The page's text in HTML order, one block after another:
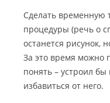
Сделать временную
процедуры (речь о
останется рисунок,
За это время можно
понять – устроил
избавиться от него.